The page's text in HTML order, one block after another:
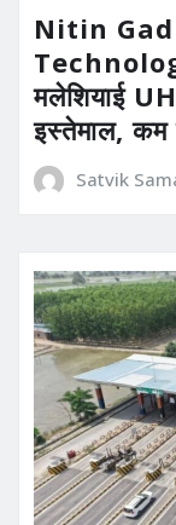
Nitin
मलेशियाई
इस्तेमाल,
Satvik